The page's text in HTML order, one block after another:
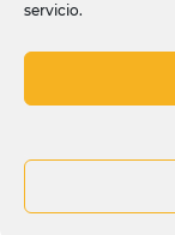
servicio.
Aviso Legal